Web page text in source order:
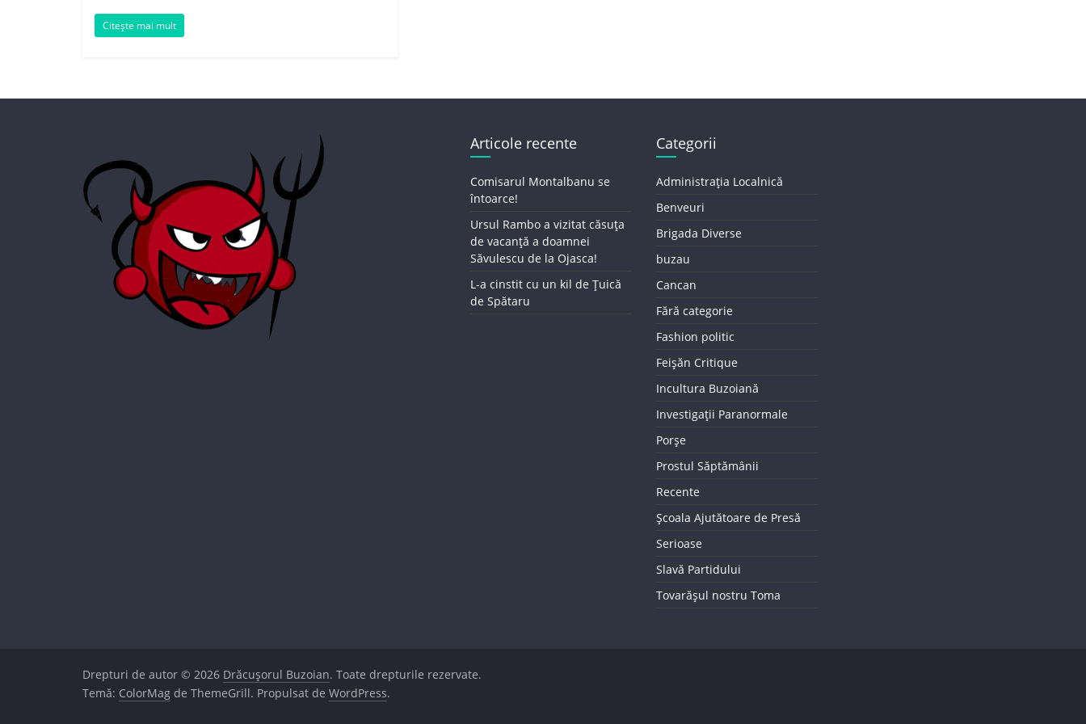
Citește mai mult
Articole recente
Comisarul Montalbanu se
întoarce!
Ursul Rambo a vizitat căsuța
de vacanță a doamnei
Săvulescu de la Ojasca!
L-a cinstit cu un kil de Țuică
de Spătaru
Categorii
Administrația Localnică
Benveuri
Brigada Diverse
buzau
Cancan
Fără categorie
Fashion politic
Feișăn Critique
Incultura Buzoiană
Investigații Paranormale
Porșe
Prostul Săptămânii
Recente
Școala Ajutătoare de Presă
Serioase
Slavă Partidului
Tovarășul nostru Toma
Drepturi de autor © 2026 Drăcușorul Buzoian. Toate drepturile rezervate.
Temă: ColorMag de ThemeGrill. Propulsat de WordPress.